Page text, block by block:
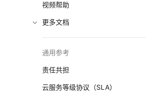
视频帮助
更多文档
通用参考
责任共担
云服务等级协议（SLA）